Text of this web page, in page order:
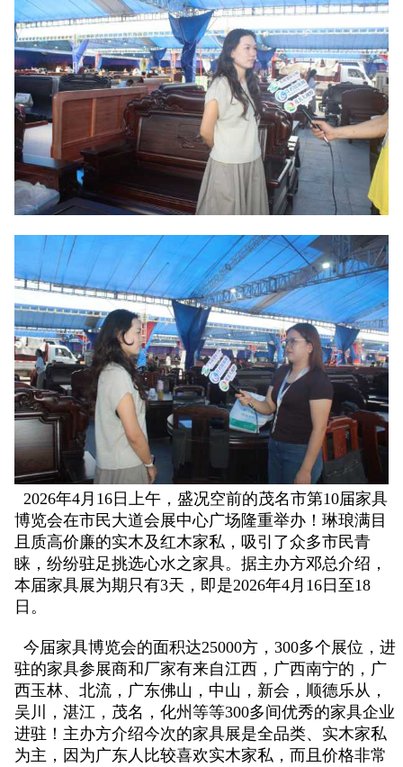
2026年4月16日上午，盛况空前的茂名市第10届家具
博览会在市民大道会展中心广场隆重举办！琳琅满目
且质高价廉的实木及红木家私，吸引了众多市民青
睐，纷纷驻足挑选心水之家具。据主办方邓总介绍，
本届家具展为期只有3天，即是2026年4月16日至18
日。
今届家具博览会的面积达25000方，300多个展位，进
驻的家具参展商和厂家有来自江西，广西南宁的，广
西玉林、北流，广东佛山，中山，新会，顺德乐从，
吴川，湛江，茂名，化州等等300多间优秀的家具企业
进驻！主办方介绍今次的家具展是全品类、实木家私
为主，因为广东人比较喜欢实木家私，而且价格非常